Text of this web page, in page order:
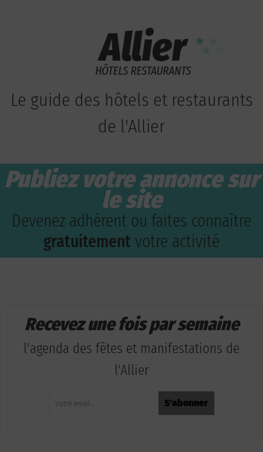
Le guide des hôtels et restaurants
de l'Allier
Publiez votre annonce sur
le site
Devenez adhérent ou faites connaître
gratuitement votre activité
Recevez une fois par semaine
l'agenda des fêtes et manifestations de
l'Allier